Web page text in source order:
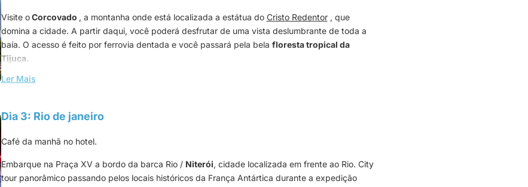
Visite oCorcovado , a montanha onde está localizada a estátua do Cristo Redentor, que
domina a cidade. A partir daqui, você poderá desfrutar de uma vista deslumbrante de toda a
baía. O acesso é feito por ferrovia dentada e você passará pela bela floresta tropical da
Tijuca.
Almoço em um restaurante local.
do Brasil e do mundo. As palmeiras imperiais, principal atração do jardim, foram plantadas pelo
príncipe-regente Dom João VI em 1809. Árvores centenárias misturam-se com orquídeas,
nenúfares gigantes, bromélias extravagantes e vegetação tropical, tornando este jardim um
lugar favorito para os amantes da natureza.
Jantar em um restaurante local. O transfer para o restaurante será feito a pé com o seu guia
Ler Mais
Dia 3: Rio de janeiro
Café da manhã no hotel.
Embarque na Praça XV a bordo da barca Rio / Niterói, cidade localizada em frente ao Rio. City
tour panorâmico passando pelos locais históricos da França Antártica durante a expedição